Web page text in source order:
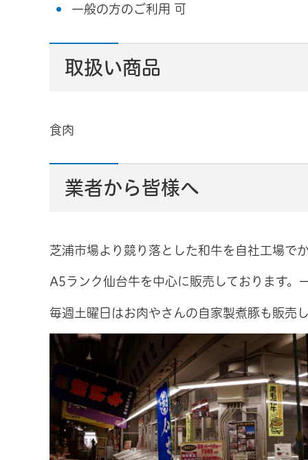
一般の方のご利用 可
取扱い商品
食肉
業者から皆様へ
芝浦市場より競り落とした和牛を自社工場で
A5ランク仙台牛を中心に販売しております。
毎週土曜日はお肉やさんの自家製煮豚も販売